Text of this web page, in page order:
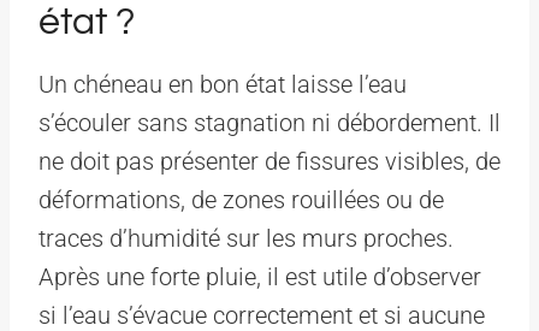
état ?
Un chéneau en bon état laisse l’eau
s’écouler sans stagnation ni débordement. Il
ne doit pas présenter de fissures visibles, de
déformations, de zones rouillées ou de
traces d’humidité sur les murs proches.
Après une forte pluie, il est utile d’observer
si l’eau s’évacue correctement et si aucune